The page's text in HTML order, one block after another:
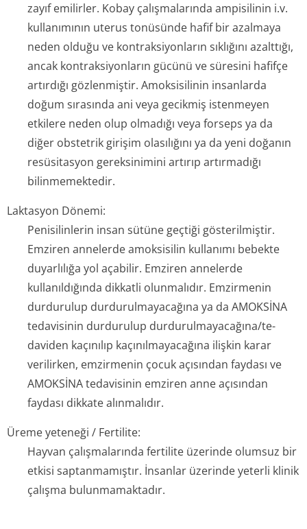
zayıf emilirler. Kobay çalışmalarında ampisilinin i.v.
kullanımının uterus tonüsünde hafif bir azalmaya
neden olduğu ve kontraksiyonların sıklığını azalttığı,
ancak kontraksiyonların gücünü ve süresini hafifçe
artırdığı gözlenmiştir. Amoksisilinin insanlarda
doğum sırasında ani veya gecikmiş istenmeyen
etkilere neden olup olmadığı veya forseps ya da
diğer obstetrik girişim olasılığını ya da yeni doğanın
resüsitasyon gereksinimini artırıp artırmadığı
bilinmemektedir.
Laktasyon Dönemi:
Penisilinlerin insan sütüne geçtiği gösterilmiştir.
Emziren annelerde amoksisilin kullanımı bebekte
duyarlılığa yol açabilir. Emziren annelerde
kullanıldığında dikkatli olunmalıdır. Emzirmenin
durdurulup durdurulmayacağına ya da AMOKSİNA
tedavisinin durdurulup durdurulmayacağına/te­
daviden kaçınılıp kaçınılmayacağına ilişkin karar
verilirken, emzirmenin çocuk açısından faydası ve
AMOKSİNA tedavisinin emziren anne açısından
faydası dikkate alınmalıdır.
Üreme yeteneği / Fertilite:
Hayvan çalışmalarında fertilite üzerinde olumsuz bir
etkisi saptanmamıştır. İnsanlar üzerinde yeterli klinik
çalışma bulunmamaktadır.